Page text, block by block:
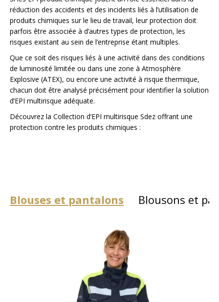
réduction des accidents et des incidents liés à l’utilisation de
produits chimiques sur le lieu de travail, leur protection doit
parfois être associée à d’autres types de protection, les
risques existant au sein de l’entreprise étant multiples.
Que ce soit des risques liés à une activité dans des conditions
de luminosité limitée ou dans une zone à Atmosphère
Explosive (ATEX), ou encore une activité à risque thermique,
chacun doit être analysé précisément pour identifier la solution
d’EPI multirisque adéquate.
Découvrez la Collection d’EPI multirisque Sdez offrant une
protection contre les produits chimiques :
Blouses et pantalons Blousons et